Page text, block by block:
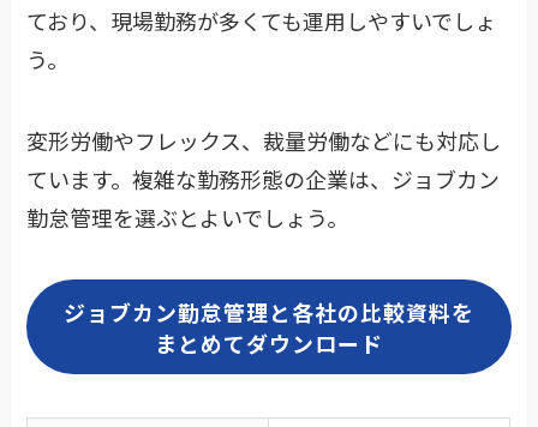
ており、現場勤務が多くても運用しやすいでしょ
う。
変形労働やフレックス、裁量労働などにも対応し
ています。複雑な勤務形態の企業は、ジョブカン
勤怠管理を選ぶとよいでしょう。
ジョブカン勤怠管理と各社の比較資料を
まとめてダウンロード